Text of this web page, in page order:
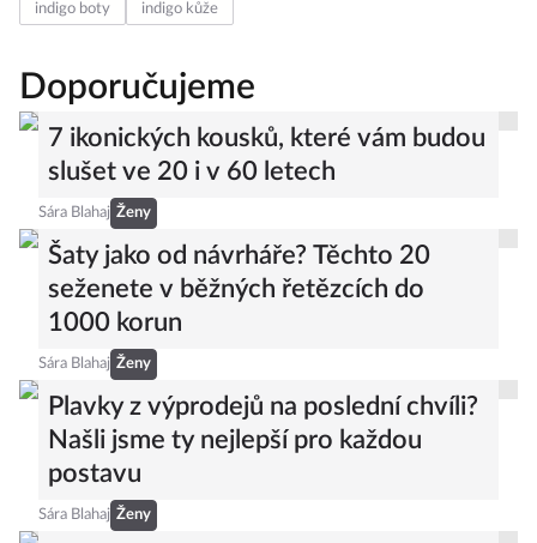
indigo boty
indigo kůže
Doporučujeme
7 ikonických kousků, které vám budou
slušet ve 20 i v 60 letech
Sára Blahaj Ženy
Šaty jako od návrháře? Těchto 20
seženete v běžných řetězcích do
1000 korun
Sára Blahaj Ženy
Plavky z výprodejů na poslední chvíli?
Našli jsme ty nejlepší pro každou
postavu
Sára Blahaj Ženy